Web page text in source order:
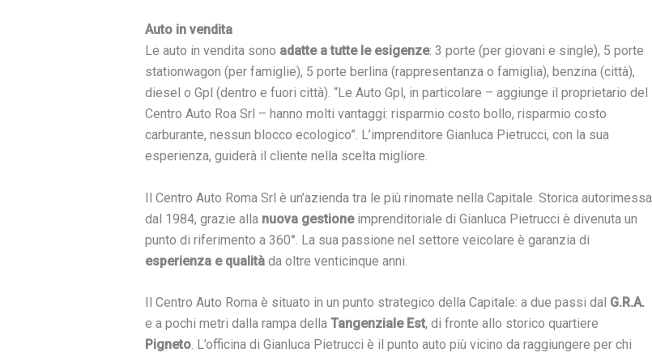
Auto in vendita
Le auto in vendita sono adatte a tutte le esigenze: 3 porte (per giovani e single), 5 porte
stationwagon (per famiglie), 5 porte berlina (rappresentanza o famiglia), benzina (città),
diesel o Gpl (dentro e fuori città). “Le Auto Gpl, in particolare – aggiunge il proprietario del
Centro Auto Roa Srl – hanno molti vantaggi: risparmio costo bollo, risparmio costo
carburante, nessun blocco ecologico”. L’imprenditore Gianluca Pietrucci, con la sua
esperienza, guiderà il cliente nella scelta migliore.
Il Centro Auto Roma Srl è un’azienda tra le più rinomate nella Capitale. Storica autorimessa
dal 1984, grazie alla nuova gestioneimprenditoriale di Gianluca Pietrucci è divenuta un
punto di riferimento a 360°. La sua passione nel settore veicolare è garanzia di
esperienza e qualitàda oltre venticinque anni.
Il Centro Auto Roma è situato in un punto strategico della Capitale: a due passi dal G.R.A.
e a pochi metri dalla rampa della Tangenziale Est, di fronte allo storico quartiere
Pigneto. L’officina di Gianluca Pietrucci è il punto auto più vicino da raggiungere per chi